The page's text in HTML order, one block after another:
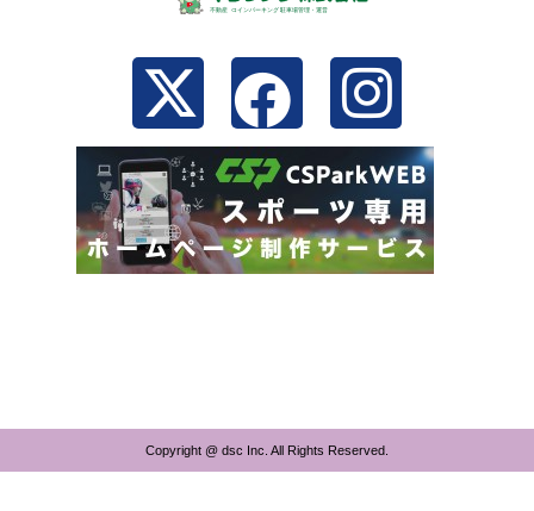
Copyright @ dsc Inc. All Rights Reserved.